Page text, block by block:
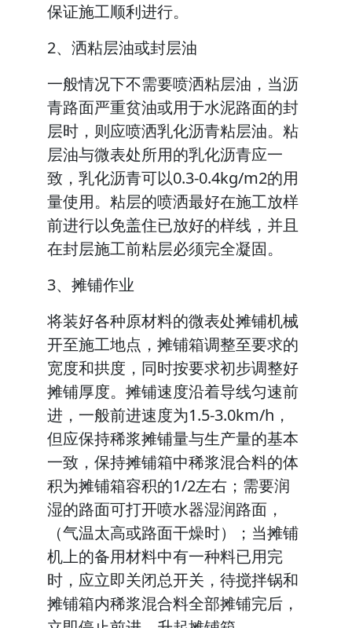
保证施工顺利进行。
2、洒粘层油或封层油
一般情况下不需要喷洒粘层油，当沥
青路面严重贫油或用于水泥路面的封
层时，则应喷洒乳化沥青粘层油。粘
层油与微表处所用的乳化沥青应一
致，乳化沥青可以0.3-0.4kg/m2的用
量使用。粘层的喷洒最好在施工放样
前进行以免盖住已放好的样线，并且
在封层施工前粘层必须完全凝固。
3、摊铺作业
将装好各种原材料的微表处摊铺机械
开至施工地点，摊铺箱调整至要求的
宽度和拱度，同时按要求初步调整好
摊铺厚度。摊铺速度沿着导线匀速前
进，一般前进速度为1.5-3.0km/h，
但应保持稀浆摊铺量与生产量的基本
一致，保持摊铺箱中稀浆混合料的体
积为摊铺箱容积的1/2左右；需要润
湿的路面可打开喷水器湿润路面，
（气温太高或路面干燥时）；当摊铺
机上的备用材料中有一种料已用完
时，应立即关闭总开关，待搅拌锅和
摊铺箱内稀浆混合料全部摊铺完后，